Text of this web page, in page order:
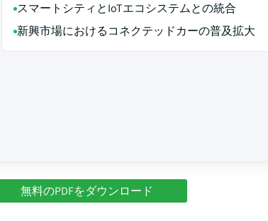
スマートシティとIoTエコシステムとの統合
新興市場におけるコネクテッドカーの普及拡大
無料のPDFをダウンロード